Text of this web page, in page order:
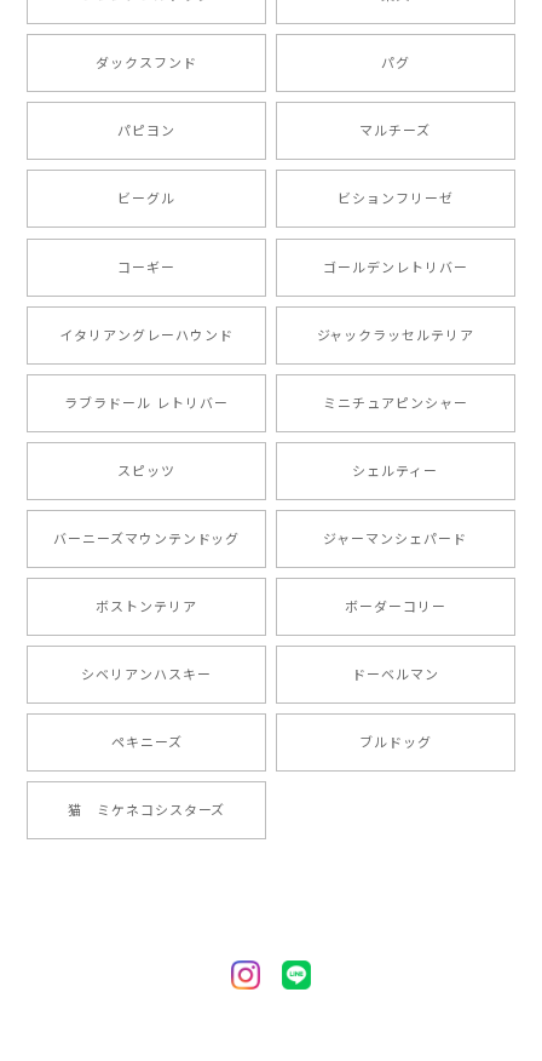
ったです。 ご連絡が取りづらい点だけ少し不安になり
ましたが、商品の素敵さでチャラです。 本当に可愛
い。ありがとうございます。
【 キュンです ボーダーコリー 】 手帳 スマホケース 犬 うちの子 プレゼント ペット Android対応
2024/10/28
注文受領連絡が無かったのでハラハラしましたが… 可
愛い商品が届きました！大満足です♪
【 自然に囲まれた ポメラニアン 】マグカップ 犬 ペット うちの子 犬グッズ ギフト プレゼント 母の日
りまして、元気な時の顔がそっくりだったので、注文し
ました。ありがとうございました。
2024/05/22
2024/05/04
2024/05/04
ダックスフンド パグ
パピヨン マルチーズ
ビーグル ビションフリーゼ
コーギー ゴールデンレトリバー
イタリアングレーハウンド ジャックラッセルテリア
ラブラドール レトリバー ミニチュアピンシャー
スピッツ シェルティー
バーニーズマウンテンドッグ ジャーマンシェパード
ボストンテリア ボーダーコリー
シベリアンハスキー ドーベルマン
ペキニーズ ブルドッグ
猫 ミケネコシスターズ